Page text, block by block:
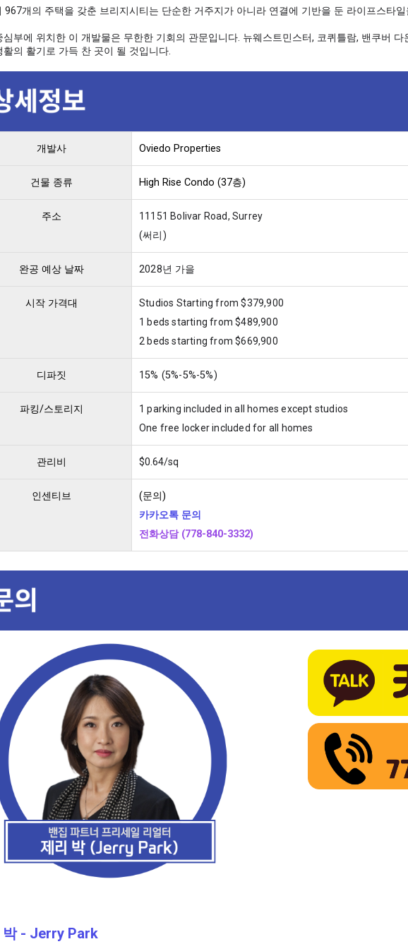
967개의 주택을 갖춘 브리지시티는 단순한 거주지가 아니라 연결에 기반을 둔 라이프스타일
심부에 위치한 이 개발물은 무한한 기회의 관문입니다. 뉴웨스트민스터, 코퀴틀람, 밴쿠버
활의 활기로 가득 찬 곳이 될 것입니다.
개발사 Oviedo Properties
건물 종류 High Rise Condo (37층)
주소 11151 Bolivar Road, Surrey
(써리)
완공 예상 날짜 2028년 가을
시작 가격대
Studios Starting from $379,900
1 beds starting from $489,900
2 beds starting from $669,900
디파짓 15% (5%-5%-5%)
파킹/스토리지
1 parking included in all homes except studios
One free locker included for all homes
관리비 $0.64/sq
인센티브
(문의)
카카오톡 문의
전화상담 (778-840-3332)
박 - Jerry Park